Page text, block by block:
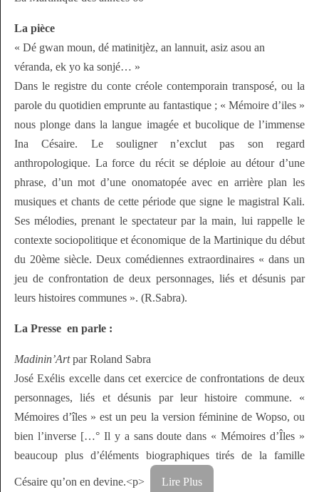
La pièce
« Dé gwan moun, dé matinitjèz, an lannuit, asiz asou an
véranda, ek yo ka sonjé… »
Dans le registre du conte créole contemporain transposé, ou la
parole du quotidien emprunte au fantastique ; « Mémoire d’iles »
nous plonge dans la langue imagée et bucolique de l’immense
Ina Césaire. Le souligner n’exclut pas son regard
anthropologique. La force du récit se déploie au détour d’une
phrase, d’un mot d’une onomatopée avec en arrière plan les
musiques et chants de cette période que signe le magistral Kali.
Ses mélodies, prenant le spectateur par la main, lui rappelle le
contexte sociopolitique et économique de la Martinique du début
du 20ème siècle. Deux comédiennes extraordinaires « dans un
jeu de confrontation de deux personnages, liés et désunis par
leurs histoires communes ». (R.Sabra).
La Presse en parle :
Madinin’Artpar Roland Sabra
José Exélis excelle dans cet exercice de confrontations de deux
personnages, liés et désunis par leur histoire commune. «
Mémoires d’îles » est un peu la version féminine de Wopso, ou
bien l’inverse […° Il y a sans doute dans « Mémoires d’Îles »
beaucoup plus d’éléments biographiques tirés de la famille
Césaire qu’on en devine.<p> Lire Plus